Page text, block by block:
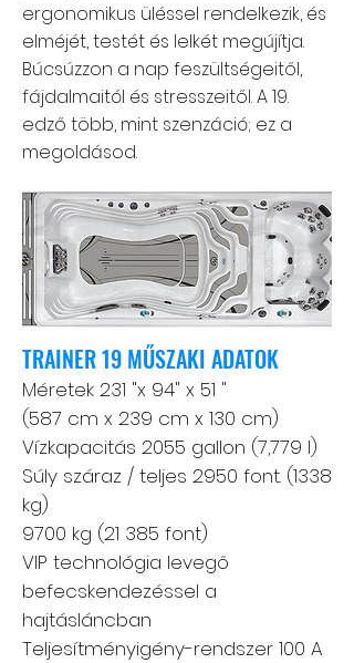
ergonomikus üléssel rendelkezik, és
elméjét, testét és lelkét megújítja.
Búcsúzzon a nap feszültségeitől,
fájdalmaitól és stresszeitől. A 19.
edző több, mint szenzáció; ez a
megoldásod.
TRAINER 19 MŰSZAKI ADATOK
Méretek 231 "x 94" x 51 "
(587 cm x 239 cm x 130 cm)
Vízkapacitás 2055 gallon (7,779 l)
Súly száraz / teljes 2950 font. (1338
kg)
9700 kg (21 385 font)
VIP technológia levegő
befecskendezéssel a
hajtásláncban
Teljesítményigény-rendszer 100 A